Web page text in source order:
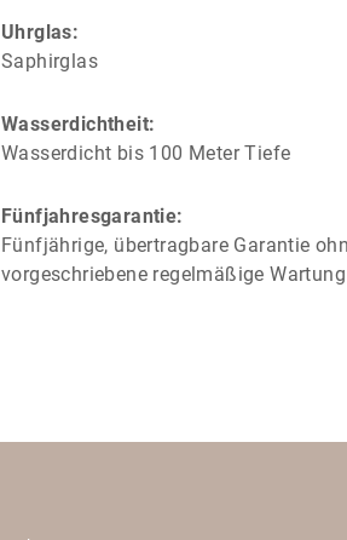
Uhrglas:
Saphirglas
Wasserdichtheit:
Wasserdicht bis 100 Meter Tiefe
Fünfjahresgarantie:
Fünfjährige, übertragbare Garantie
vorgeschriebene regelmäßige Wartung